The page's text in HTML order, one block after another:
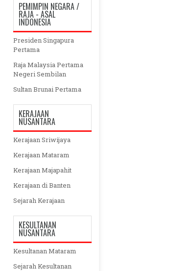
PEMIMPIN NEGARA /
RAJA - ASAL
INDONESIA
Presiden Singapura
Pertama
Raja Malaysia Pertama
Negeri Sembilan
Sultan Brunai Pertama
KERAJAAN
NUSANTARA
Kerajaan Sriwijaya
Kerajaan Mataram
Kerajaan Majapahit
Kerajaan di Banten
Sejarah Kerajaan
KESULTANAN
NUSANTARA
Kesultanan Mataram
Sejarah Kesultanan